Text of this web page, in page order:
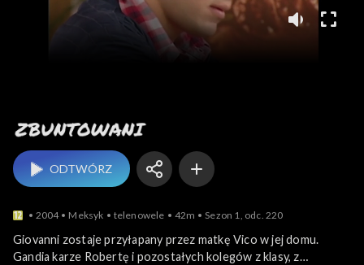
ODTWÓRZ
2004 Meksyk telenowele 42m Sezon 1, odc. 220
Giovanni zostaje przyłapany przez matkę Vico w jej domu.
Gandia karze Robertę i pozostałych kolegów z klasy, z